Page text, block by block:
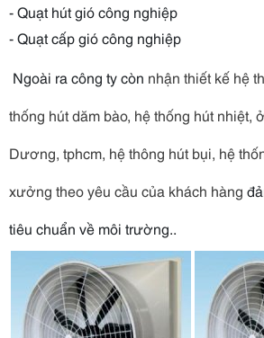
- Quạt hút gió công nghiệp
- Quạt cấp gió công nghiệp
Ngoài ra công ty còn nhận thiết kế hệ
thống hút dăm bào, hệ thống hút nhiệt,
Dương, tphcm, hệ thông hút bụi, hệ
xưởng theo yêu cầu của khách hàng
tiêu chuẩn về môi trường..